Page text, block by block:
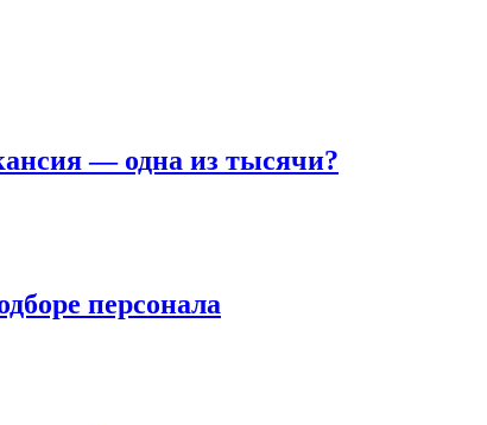
— одна из тысячи?
персонала